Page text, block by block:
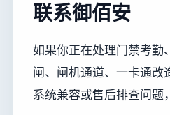
联系御佰安
如果你正在处理门禁考勤
闸、闸机通道、一卡通改
系统兼容或售后排查问题